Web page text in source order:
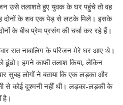
उसे तलाशते हुए युवक के घर पहुंचे तो वह
दोनों के शव एक पेड़ से लटके मिले। इसके
के बीच प्रेम प्रसंग की चर्चा कर रहे हैं।
रात नाबालिग के परिजन मेरे घर आए थे।
ढूंढो। हमने काफी तलाश किया, लेकिन
सुबह लोगों ने बताया कि एक लड़का और
से कोई दुश्मनी नहीं थी। लड़का-लड़की के
है।